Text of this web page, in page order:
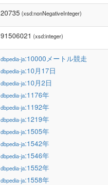
20735(xsd:nonNegativeInteger)
91506021 (xsd:integer)
dbpedia-ja:10000メートル競走
dbpedia-ja:10月17日
dbpedia-ja:10月2日
dbpedia-ja:1176年
dbpedia-ja:1192年
dbpedia-ja:1219年
dbpedia-ja:1505年
dbpedia-ja:1542年
dbpedia-ja:1546年
dbpedia-ja:1552年
dbpedia-ja:1558年